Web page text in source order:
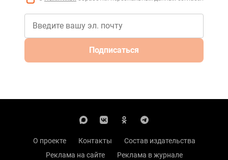
Подписаться
О проекте Контакты
Состав издательства
Реклама на сайте
Реклама в журнале